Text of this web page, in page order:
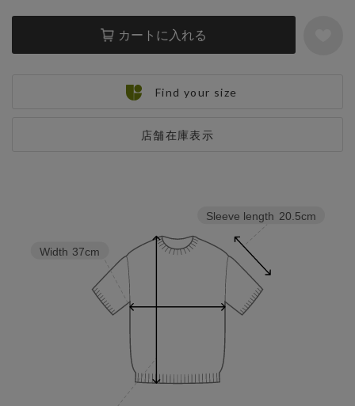
カートに入れる
店舗在庫表示
Find your size
Sleeve length 20.5cm
Width 37cm